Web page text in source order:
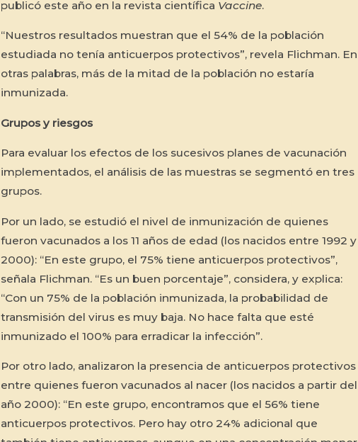
publicó este año en la revista científica Vaccine.
“Nuestros resultados muestran que el 54% de la población
estudiada no tenía anticuerpos protectivos”, revela Flichman. En
otras palabras, más de la mitad de la población no estaría
inmunizada.
Grupos y riesgos
Para evaluar los efectos de los sucesivos planes de vacunación
implementados, el análisis de las muestras se segmentó en tres
grupos.
Por un lado, se estudió el nivel de inmunización de quienes
fueron vacunados a los 11 años de edad (los nacidos entre 1992 y
2000): “En este grupo, el 75% tiene anticuerpos protectivos”,
señala Flichman. “Es un buen porcentaje”, considera, y explica:
“Con un 75% de la población inmunizada, la probabilidad de
transmisión del virus es muy baja. No hace falta que esté
inmunizado el 100% para erradicar la infección”.
Por otro lado, analizaron la presencia de anticuerpos protectivos
entre quienes fueron vacunados al nacer (los nacidos a partir del
año 2000): “En este grupo, encontramos que el 56% tiene
anticuerpos protectivos. Pero hay otro 24% adicional que